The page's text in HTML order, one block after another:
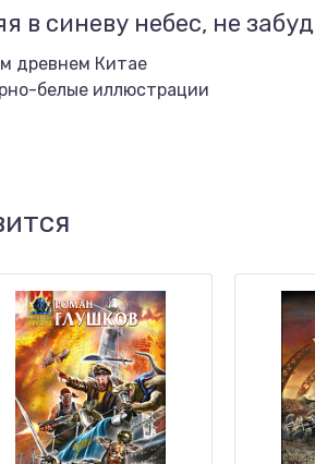
в синеву небес, не
древнем Китае
белые иллюстрации